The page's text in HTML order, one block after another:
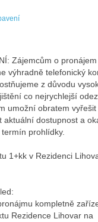
Zájemcům o pronájem
výhradně telefonický
z důvodu
co nejrychlejší
umožní obratem vyřešit
aktuální dostupnost a
prohlídky.
1+kk v Rezidenci
kompletně
Rezidence Lihovar na